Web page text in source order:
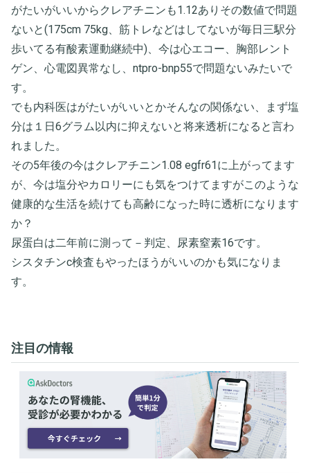
がたいがいいからクレアチニンも1.12ありその数値で問題
ないと(175cm 75kg、筋トレなどはしてないが毎日三駅分
歩いてる有酸素運動継続中)、今は心エコー、胸部レント
ゲン、心電図異常なし、ntpro-bnp55で問題ないみたいで
す。
でも内科医はがたいがいいとかそんなの関係ない、まず塩
分は１日6グラム以内に抑えないと将来透析になると言わ
れました。
その5年後の今はクレアチニン1.08 egfr61に上がってます
が、今は塩分やカロリーにも気をつけてますがこのような
健康的な生活を続けても高齢になった時に透析になります
か？
尿蛋白は二年前に測って－判定、尿素窒素16です。
シスタチンc検査もやったほうがいいのかも気になりま
す。
注目の情報